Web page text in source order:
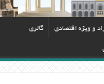
و ویژه اقتصادی گالری